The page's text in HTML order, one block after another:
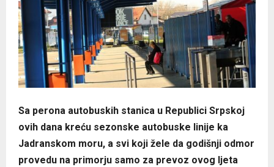
Sa perona autobuskih stanica u Republici Srpskoj
ovih dana kreću sezonske autobuske linije ka
Jadranskom moru, a svi koji žele da godišnji odmor
provedu na primorju samo za prevoz ovog ljeta